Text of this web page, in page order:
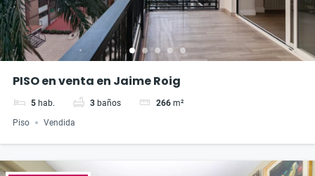
PISO en venta en Jaime Roig
5 hab. 3 baños 266 m²
Piso Vendida